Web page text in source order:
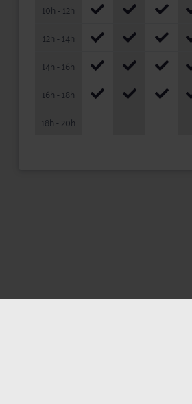
10h - 12h
12h - 14h
14h - 16h
16h - 18h
18h - 20h